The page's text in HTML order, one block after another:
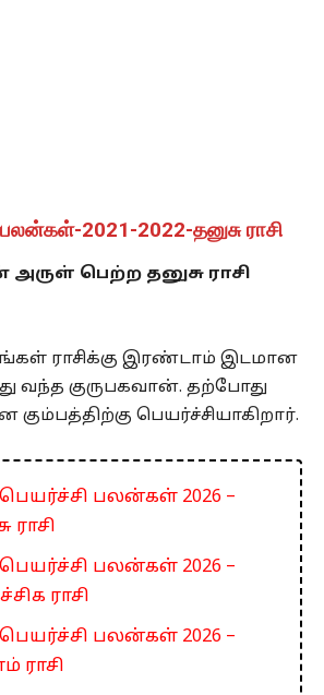
பலன்கள்-2021-2022-தனுசு ராசி
அருள் பெற்ற தனுசு ராசி
ராசிக்கு இரண்டாம் இடமான
வந்த குருபகவான். தற்போது
பெயர்ச்சியாகிறார்.
பெயர்ச்சி பலன்கள் 2026 –
ராசி
பெயர்ச்சி பலன்கள் 2026 –
ராசி
பெயர்ச்சி பலன்கள் 2026 –
ராசி